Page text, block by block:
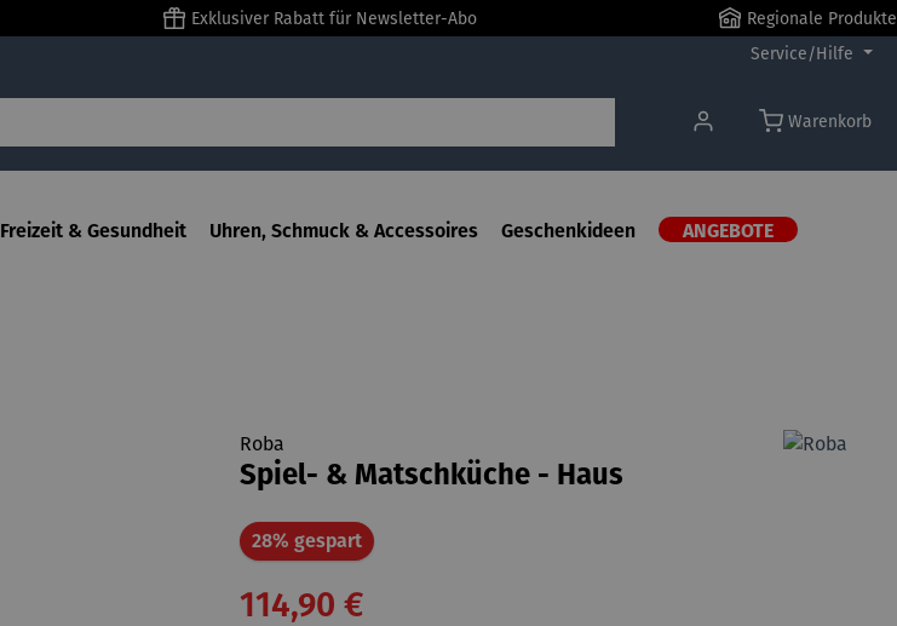
Exklusiver Rabatt für Newsletter-Abo
Regionale Produkte
Service/Hilfe
Warenkorb
Freizeit & Gesundheit Uhren, Schmuck & Accessoires Geschenkideen ANGEBOTE
Roba
Spiel- & Matschküche - Haus
28% gespartRabatt
114,90 €